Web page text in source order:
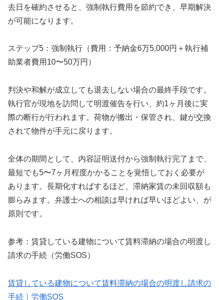
去日を確約させると、強制執行費用を節約でき、早期解決
が可能になります。
ステップ5：強制執行（費用：予納金6万5,000円＋執行補
助業者費用10〜50万円）
判決や和解が成立しても退去しない場合の最終手段です。
執行官が現地を訪問して明渡催告を行い、約1ヶ月後に実
際の断行が行われます。荷物が搬出・保管され、鍵が交換
されて物件が手元に戻ります。
全体の期間として、内容証明送付から強制執行完了まで、
最短でも5〜7ヶ月程度かかることを覚悟しておく必要が
あります。長期化すればするほど、滞納家賃の未回収額も
膨らみます。弁護士への相談は早ければ早いほどよい、が
原則です。
参考：賃貸している建物について賃料滞納の場合の明渡し
請求の手続（労働SOS）
賃貸している建物について賃料滞納の場合の明渡し請求の
手続｜労働SOS